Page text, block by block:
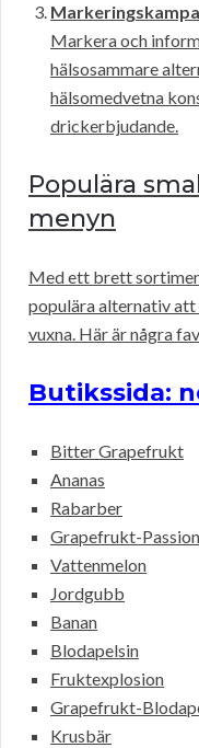
Markera och
hälsosammare
hälsomedvetna
drickerbjudande.
Populära
menyn
Med ett brett
populära alternativ att
vuxna. Här är några
Butikssida:
Bitter Grapefrukt
Ananas
Rabarber
Grapefrukt-
Vattenmelon
Jordgubb
Banan
Blodapelsin
Fruktexplosion
Grapefrukt-
Krusbär